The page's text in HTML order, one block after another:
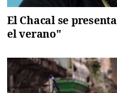
El Chacal se
el verano"